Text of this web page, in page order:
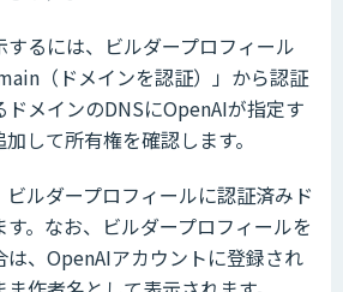
するには、ビルダープロフィール
（ドメインを認証）」から認証
メインのDNSにOpenAIが指定す
して所有権を確認します。
ルダープロフィールに認証済みド
。なお、ビルダープロフィールを
は、OpenAIアカウントに登録され